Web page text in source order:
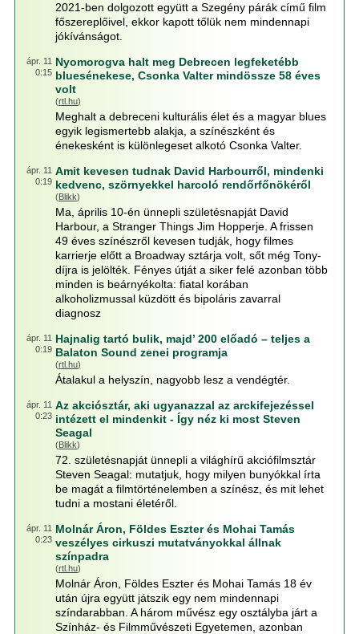
2021-ben dolgozott együtt a Szegény párák című film
főszereplőivel, ekkor kapott tőlük nem mindennapi
jókívánságot.
ápr. 11
0:15
Nyomorogva halt meg Debrecen legfeketébb
bluesénekese, Csonka Valter mindössze 58 éves
volt
(rtl.hu)
Meghalt a debreceni kulturális élet és a magyar blues
egyik legismertebb alakja, a színészként és
énekesként is különlegeset alkotó Csonka Valter.
ápr. 11
0:19
Amit kevesen tudnak David Harbourről, mindenki
kedvenc, szörnyekkel harcoló rendőrfőnökéről
(Blikk)
Ma, április 10-én ünnepli születésnapját David
Harbour, a Stranger Things Jim Hopperje. A frissen
49 éves színészről kevesen tudják, hogy filmes
karrierje előtt a Broadway sztárja volt, sőt még Tony-
díjra is jelölték. Fényes útját a siker felé azonban több
minden is beárnyékolta: fiatal korában
alkoholizmussal küzdött és bipoláris zavarral
diagnosz
ápr. 11
0:19
Hajnalig tartó bulik, majd’ 200 előadó – teljes a
Balaton Sound zenei programja
(rtl.hu)
Átalakul a helyszín, nagyobb lesz a vendégtér.
ápr. 11
0:23
Az akciósztár, aki ugyanazzal az arckifejezéssel
intézett el mindenkit - Így néz ki most Steven
Seagal
(Blikk)
72. születésnapját ünnepli a világhírű akciófilmsztár
Steven Seagal: mutatjuk, hogy milyen bunyókkal írta
be magát a filmtörténelemben a színész, és mit lehet
tudni a mostani életéről.
ápr. 11
0:23
Molnár Áron, Földes Eszter és Mohai Tamás
veszélyes cirkuszi mutatványokkal állnak
színpadra
(rtl.hu)
Molnár Áron, Földes Eszter és Mohai Tamás 18 év
után újra együtt játszik egy nem mindennapi
színdarabban. A három művész egy osztályba járt a
Színház- és Filmművészeti Egyetemen, azonban